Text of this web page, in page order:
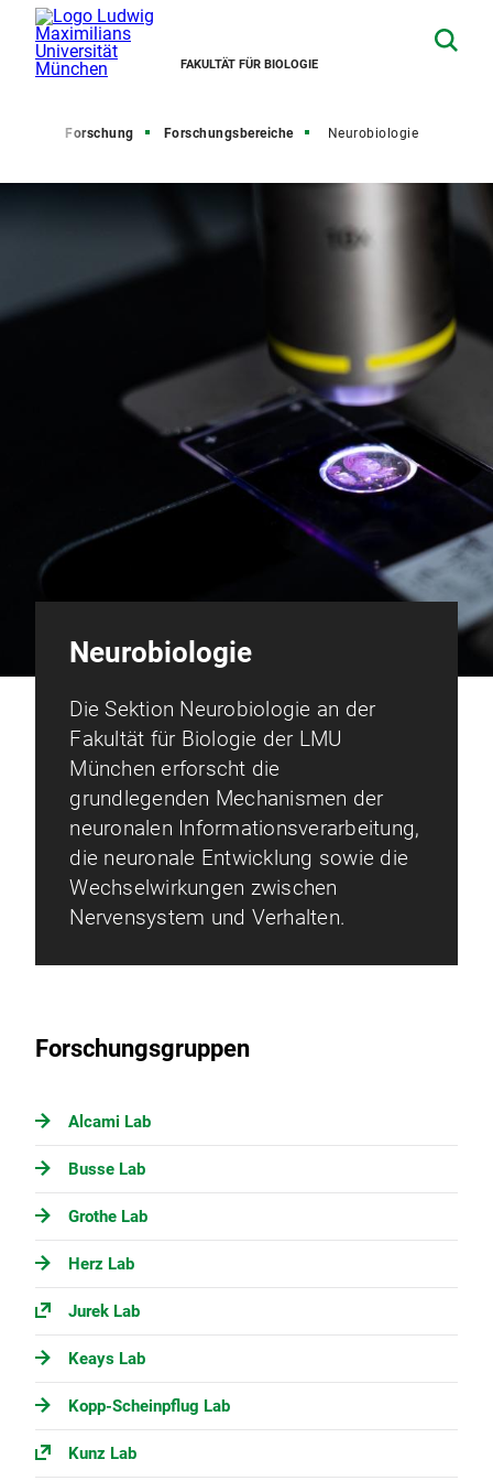
FAKULTÄT FÜR BIOLOGIE
Forschung Forschungsbereiche Neurobiologie
Neurobiologie
Die Sektion Neurobiologie an der
Fakultät für Biologie der LMU
München erforscht die
grundlegenden Mechanismen der
neuronalen Informationsverarbeitung,
die neuronale Entwicklung sowie die
Wechselwirkungen zwischen
Nervensystem und Verhalten.
Forschungsgruppen
Alcami Lab
Busse Lab
Grothe Lab
Herz Lab
Jurek Lab
Keays Lab
Kopp-Scheinpflug Lab
Kunz Lab